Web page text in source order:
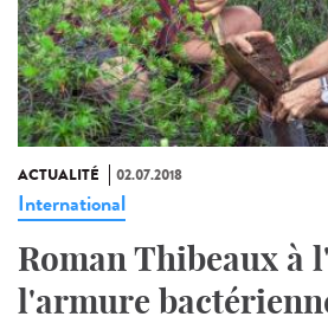
ACTUALITÉ 02.07.2018
International
Roman Thibeaux à
l'armure